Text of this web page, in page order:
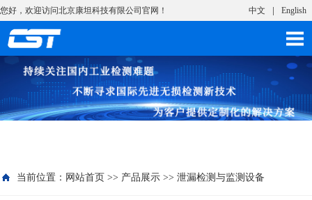
您好，欢迎访问北京康坦科技有限公司官网！ 中文 English
当前位置： 网站首页 >> 产品展示 >> 泄漏检测与监测设备